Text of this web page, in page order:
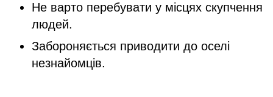
Не варто перебувати у місцях скупчення
людей.
Забороняється приводити до оселі
незнайомців.